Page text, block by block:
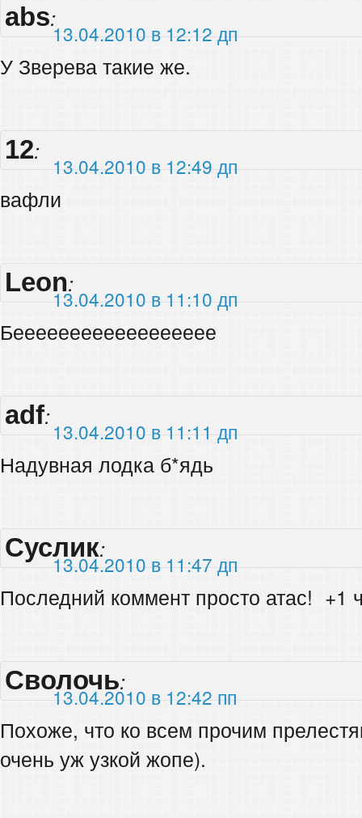
abs:
13.04.2010 в 12:12 дп
У Зверева такие же.
12:
13.04.2010 в 12:49 дп
вафли
Leon:
13.04.2010 в 11:10 дп
Бееееееееееееееееее
adf:
13.04.2010 в 11:11 дп
Надувная лодка б*ядь
Суслик:
13.04.2010 в 11:47 дп
Последний коммент просто атас! +1
Сволочь:
13.04.2010 в 12:42 пп
Похоже, что ко всем прочим
очень уж узкой жопе).